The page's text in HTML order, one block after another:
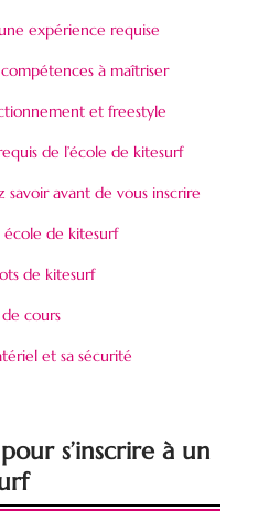
expérience requise
à maîtriser
et freestyle
de l’école de kitesurf
savoir avant de vous inscrire
école de kitesurf
de kitesurf
cours
et sa sécurité
s’inscrire à un